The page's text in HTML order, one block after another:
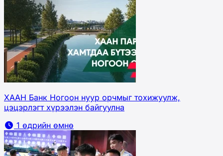
ХААН Банк Ногоон нуур орчмыг тохижуулж,
цэцэрлэгт хүрээлэн байгуулна
1 өдрийн өмнө